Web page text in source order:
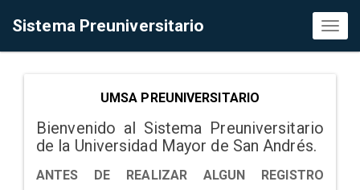
Sistema Preuniversitario
UMSA PREUNIVERSITARIO
Bienvenido al Sistema Preuniversitario
de la Universidad Mayor de San Andrés.
ANTES DE REALIZAR ALGUN REGISTRO